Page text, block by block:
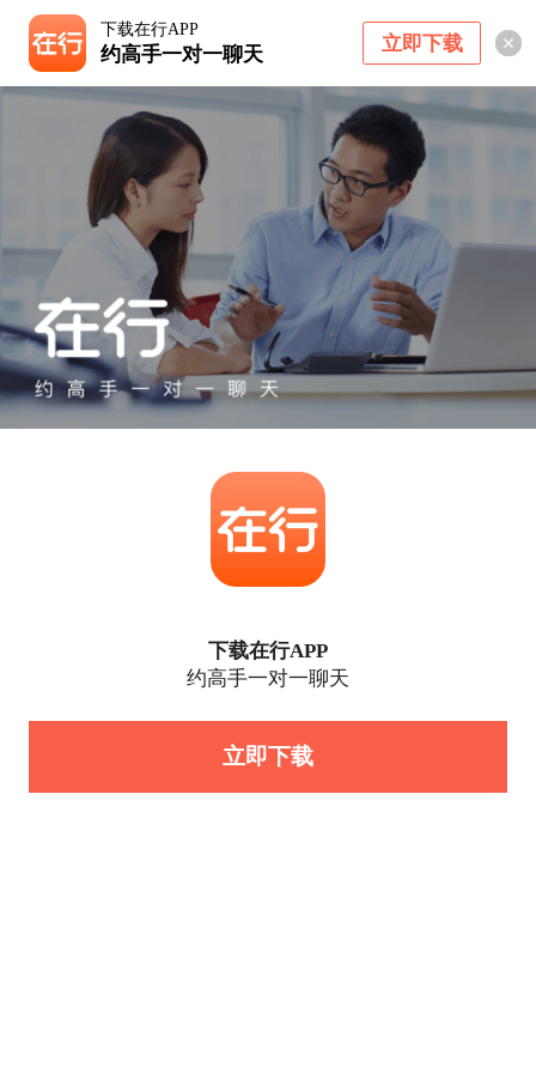
下载在行APP
约高手一对一聊天 立即下载
下载在行APP
约高手一对一聊天
立即下载